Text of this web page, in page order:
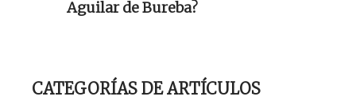
Aguilar de Bureba?
CATEGORÍAS DE ARTÍCULOS